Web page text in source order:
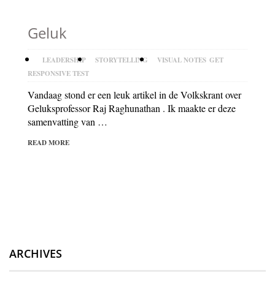
Geluk
LEADERSHIP STORYTELLING VISUAL NOTES GET
RESPONSIVE TEST
Vandaag stond er een leuk artikel in de Volkskrant over
Geluksprofessor Raj Raghunathan . Ik maakte er deze
samenvatting van …
READ MORE
ARCHIVES